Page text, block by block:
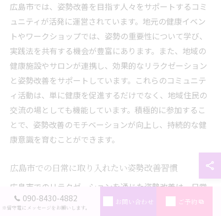
広島市では、姿勢改善を目指す人々をサポートするコミ
ュニティが活発に運営されています。地元の健康イベン
トやワークショップでは、姿勢の重要性について学び、
実践法を共有する機会が豊富にあります。また、地域の
健康施設やサロンが連携し、効果的なリラクゼーション
と姿勢改善をサポートしています。これらのコミュニテ
ィ活動は、単に健康を促進するだけでなく、地域住民の
交流の場としても機能しています。積極的に参加するこ
とで、姿勢改善のモチベーションが向上し、持続的な健
康意識を育むことができます。
広島市での日常に取り入れたい姿勢改善習慣
広島市でのリラクゼーションを通じた姿勢改善は、日常
生活に簡単に取り入れることができます。まず、毎朝の
090-8430-4882
※留守電にメッセージをお願いします。
お問い合わせ ご予約